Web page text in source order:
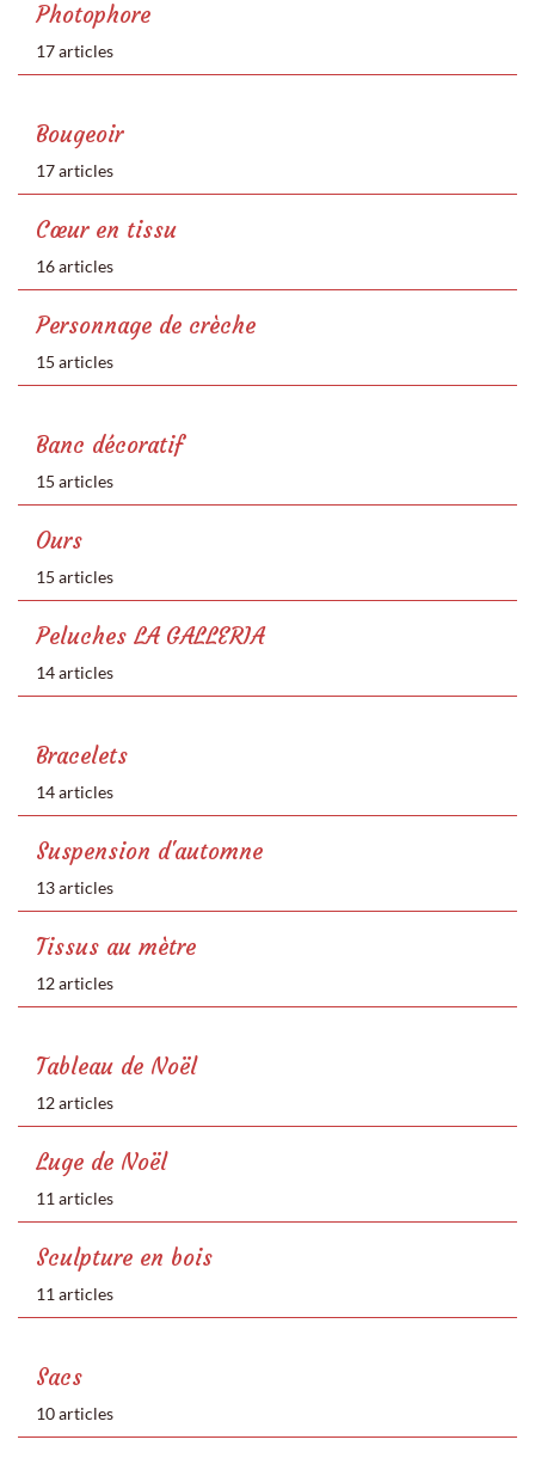
Photophore
17 articles
Bougeoir
17 articles
Cœur en tissu
16 articles
Personnage de crèche
15 articles
Banc décoratif
15 articles
Ours
15 articles
Peluches LA GALLERIA
14 articles
Bracelets
14 articles
Suspension d'automne
13 articles
Tissus au mètre
12 articles
Tableau de Noël
12 articles
Luge de Noël
11 articles
Sculpture en bois
11 articles
Sacs
10 articles